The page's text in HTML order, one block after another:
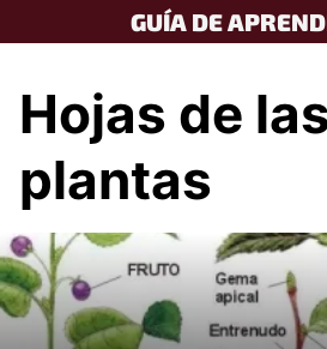
to
GUÍA DE
Hojas de
plantas